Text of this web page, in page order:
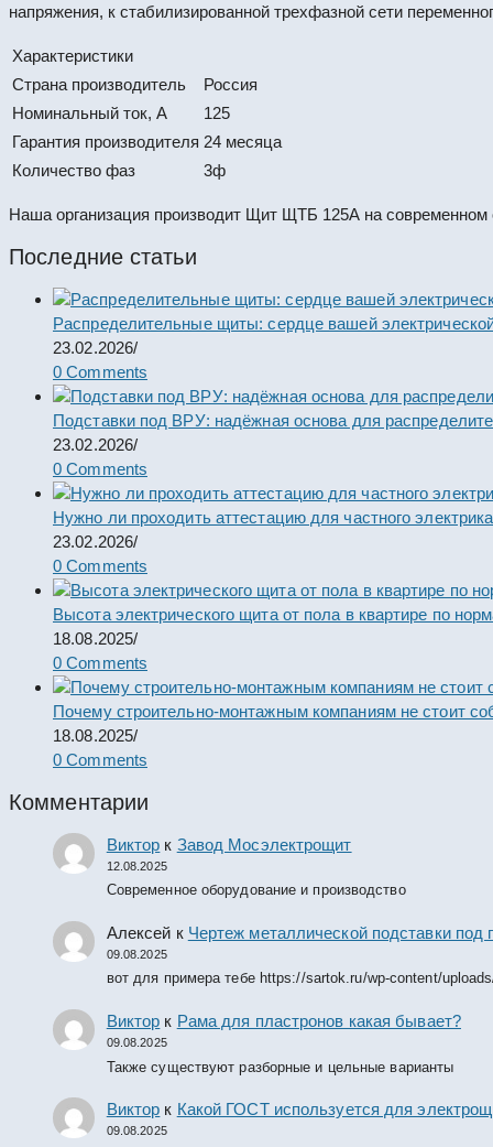
напряжения, к стабилизированной трехфазной сети
Характеристики
Страна производитель
Россия
Номинальный ток, А
125
Гарантия производителя 24 месяца
Количество фаз
3ф
Наша организация производит Щит ЩТБ 125А на современном
Последние статьи
Распределительные щиты: сердце вашей
23.02.2026/
0 Comments
Подставки под ВРУ: надёжная основа для
23.02.2026/
0 Comments
Нужно ли проходить аттестацию для частного
23.02.2026/
0 Comments
Высота электрического щита от пола в квартире по
18.08.2025/
0 Comments
Почему строительно-монтажным компаниям не стоит
18.08.2025/
0 Comments
Комментарии
Виктор к Завод Мосэлектрощит
12.08.2025
Современное оборудование и производство
Алексей к Чертеж металлической подставки
09.08.2025
вот для примера тебе https://sartok.ru/wp-content/
Виктор к Рама для пластронов какая бывает?
09.08.2025
Также существуют разборные и цельные варианты
Виктор к Какой ГОСТ используется для
09.08.2025